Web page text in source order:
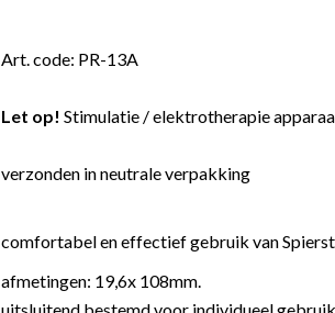
Art. code: PR-13A
Let op! Stimulatie / elektrotherapie
verzonden in neutrale verpakking
comfortabel en effectief gebruik van
afmetingen: 19,6x 108mm.